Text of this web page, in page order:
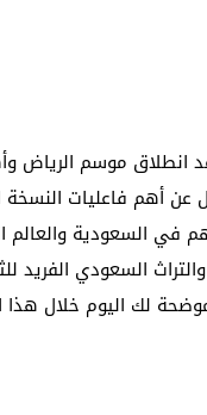
انطلاق موسم الرياض
في السعودية
السعودي الفريد
لك اليوم خلال هذا